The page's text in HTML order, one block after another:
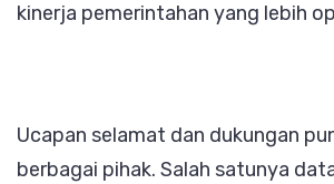
kinerja pemerintahan yang lebih
Ucapan selamat dan dukungan
berbagai pihak. Salah satunya